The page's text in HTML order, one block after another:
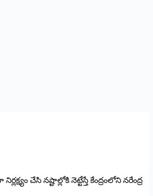
చేసి నష్టాల్లోకి నెట్టేస్తే కేంద్రంలోని నరేంద్ర